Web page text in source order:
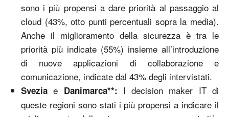
sono i più propensi a dare priorità al passaggio al
cloud (43%, otto punti percentuali sopra la media).
Anche il miglioramento della sicurezza è tra le
priorità più indicate (55%) insieme all’introduzione
di nuove applicazioni di collaborazione e
comunicazione, indicate dal 43% degli intervistati.
Sveziae Danimarca**: I decision maker IT di
queste regioni sono stati i più propensi a indicare il